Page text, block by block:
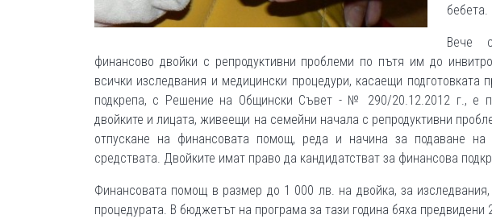
бебета.
Вече
финансово двойки с репродуктивни проблеми по пътя им до
всички изследвания и медицински процедури, касаещи
подкрепа, с Решение на Общински Съвет - № 290/20.12.2012 г., е
двойките и лицата, живеещи на семейни начала с репродуктивни
отпускане на финансовата помощ, реда и начина за подаване
средствата. Двойките имат право да кандидатстват за финансова
Финансовата помощ в размер до 1 000 лв. на двойка, за
процедурата. В бюджетът на програма за тази година бяха предвидени